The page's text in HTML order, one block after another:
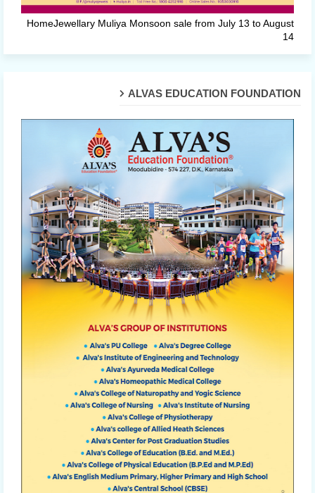
HomeJewellary Muliya Monsoon sale from July 13 to August
14
ALVAS EDUCATION FOUNDATION